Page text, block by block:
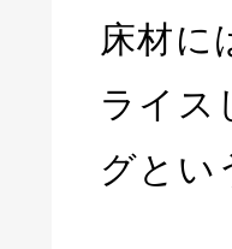
床材に
ライス
グとい